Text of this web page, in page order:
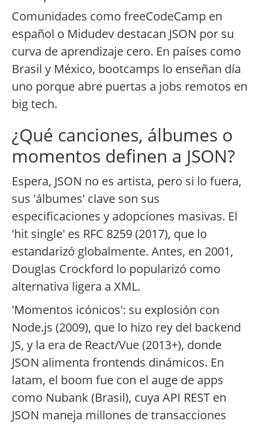
Comunidades como freeCodeCamp en
español o Midudev destacan JSON por su
curva de aprendizaje cero. En países como
Brasil y México, bootcamps lo enseñan día
uno porque abre puertas a jobs remotos en
big tech.
¿Qué canciones, álbumes o
momentos definen a JSON?
Espera, JSON no es artista, pero si lo fuera,
sus 'álbumes' clave son sus
especificaciones y adopciones masivas. El
'hit single' es RFC 8259 (2017), que lo
estandarizó globalmente. Antes, en 2001,
Douglas Crockford lo popularizó como
alternativa ligera a XML.
'Momentos icónicos': su explosión con
Node.js (2009), que lo hizo rey del backend
JS, y la era de React/Vue (2013+), donde
JSON alimenta frontends dinámicos. En
latam, el boom fue con el auge de apps
como Nubank (Brasil), cuya API REST en
JSON maneja millones de transacciones